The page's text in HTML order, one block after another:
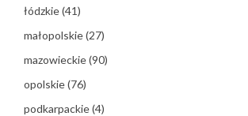
łódzkie(41)
małopolskie(27)
mazowieckie(90)
opolskie(76)
podkarpackie(4)